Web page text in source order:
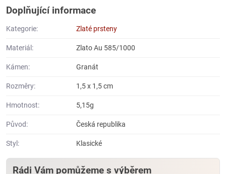
Doplňující informace
Kategorie: Zlaté prsteny
Materiál: Zlato Au 585/1000
Kámen: Granát
Rozměry: 1,5 x 1,5 cm
Hmotnost: 5,15g
Původ: Česká republika
Styl: Klasické
Rádi Vám pomůžeme s výběrem